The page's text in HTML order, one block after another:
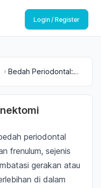
Login / Register
Bedah Periodontal:
periodontal
frenulum, sejenis
gerakan atau
di dalam